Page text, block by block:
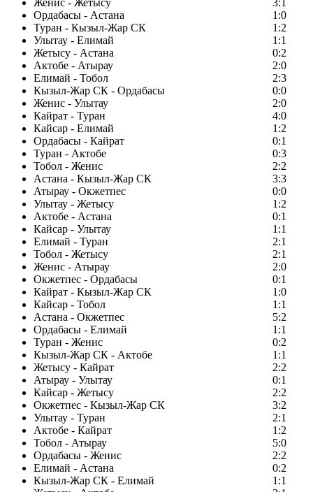
Женис - Жетысу
3:1
Ордабасы - Астана
1:0
Туран - Кызыл-Жар СК
1:2
Улытау - Елимай
1:1
Жетысу - Астана
0:2
Актобе - Атырау
2:0
Елимай - Тобол
2:3
Кызыл-Жар СК - Ордабасы
0:0
Женис - Улытау
2:0
Кайрат - Туран
4:0
Кайсар - Елимай
1:2
Ордабасы - Кайрат
0:1
Туран - Актобе
0:3
Тобол - Женис
2:2
Астана - Кызыл-Жар СК
3:3
Атырау - Окжетпес
0:0
Улытау - Жетысу
1:2
Актобе - Астана
0:1
Кайсар - Улытау
1:1
Елимай - Туран
2:1
Тобол - Жетысу
2:1
Женис - Атырау
2:0
Окжетпес - Ордабасы
0:1
Кайрат - Кызыл-Жар СК
1:0
Кайсар - Тобол
1:1
Астана - Окжетпес
5:2
Ордабасы - Елимай
1:1
Туран - Женис
0:2
Кызыл-Жар СК - Актобе
1:1
Жетысу - Кайрат
2:2
Атырау - Улытау
0:1
Кайсар - Жетысу
2:2
Окжетпес - Кызыл-Жар СК
3:2
Улытау - Туран
2:1
Актобе - Кайрат
1:2
Тобол - Атырау
5:0
Ордабасы - Женис
2:2
Елимай - Астана
0:2
Кызыл-Жар СК - Елимай
1:1